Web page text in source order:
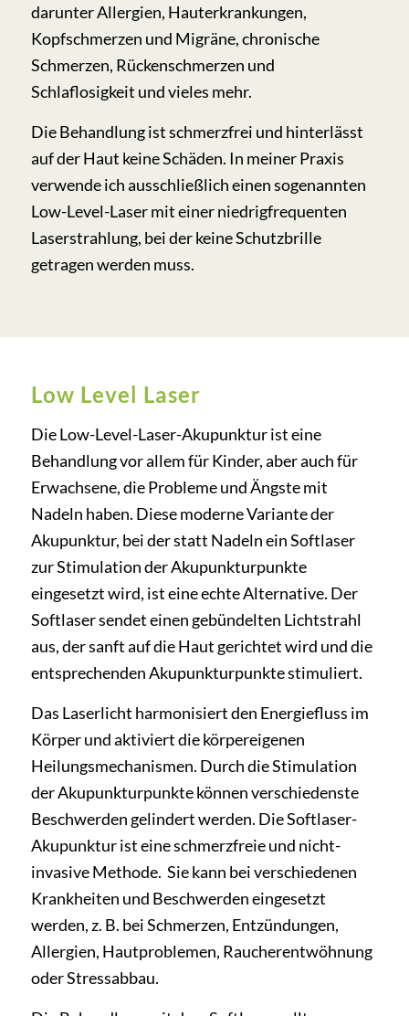
darunter Allergien, Hauterkrankungen,
Kopfschmerzen und Migräne, chronische
Schmerzen, Rückenschmerzen und
Schlaflosigkeit und vieles mehr.
Die Behandlung ist schmerzfrei und hinterlässt
auf der Haut keine Schäden. In meiner Praxis
verwende ich ausschließlich einen sogenannten
Low-Level-Laser mit einer niedrigfrequenten
Laserstrahlung, bei der keine Schutzbrille
getragen werden muss.
Low Level Laser
Die Low-Level-Laser-Akupunktur ist eine
Behandlung vor allem für Kinder, aber auch für
Erwachsene, die Probleme und Ängste mit
Nadeln haben. Diese moderne Variante der
Akupunktur, bei der statt Nadeln ein Softlaser
zur Stimulation der Akupunkturpunkte
eingesetzt wird, ist eine echte Alternative. Der
Softlaser sendet einen gebündelten Lichtstrahl
aus, der sanft auf die Haut gerichtet wird und die
entsprechenden Akupunkturpunkte stimuliert.
Das Laserlicht harmonisiert den Energiefluss im
Körper und aktiviert die körpereigenen
Heilungsmechanismen. Durch die Stimulation
der Akupunkturpunkte können verschiedenste
Beschwerden gelindert werden. Die Softlaser-
Akupunktur ist eine schmerzfreie und nicht-
invasive Methode. Sie kann bei verschiedenen
Krankheiten und Beschwerden eingesetzt
werden, z. B. bei Schmerzen, Entzündungen,
Allergien, Hautproblemen, Raucherentwöhnung
oder Stressabbau.